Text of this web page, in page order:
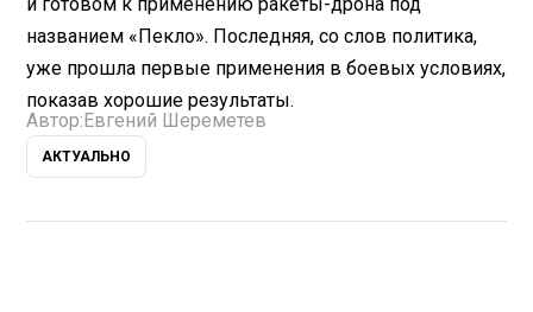
и готовом к применению ракеты-дрона под
названием «Пекло». Последняя, со слов политика,
уже прошла первые применения в боевых условиях,
показав хорошие результаты.
Автор: Евгений Шереметев
АКТУАЛЬНО